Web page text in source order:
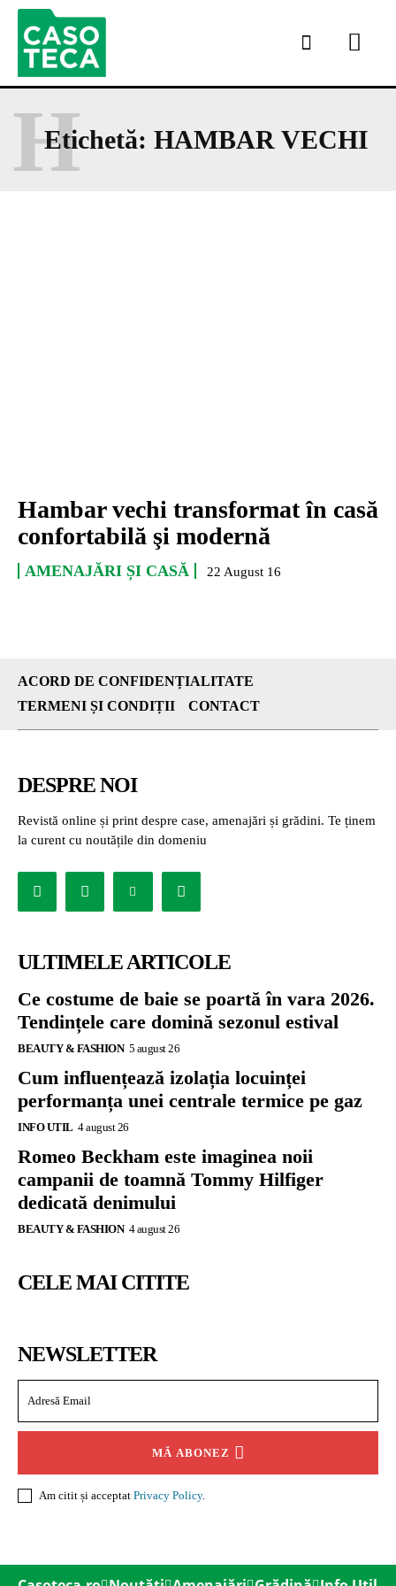
Etichetă: HAMBAR VECHI
H
Hambar vechi transformat în casă
confortabilă şi modernă
AMENAJĂRI ȘI CASĂ 22 August 16
ACORD DE CONFIDENȚIALITATE
TERMENI ȘI CONDIȚII
CONTACT
DESPRE NOI
Revistă online și print despre case, amenajări și grădini. Te ținem
la curent cu noutățile din domeniu
ULTIMELE ARTICOLE
Ce costume de baie se poartă în vara 2026.
Tendințele care domină sezonul estival
BEAUTY & FASHION 5 august 26
Cum influențează izolația locuinței
performanța unei centrale termice pe gaz
INFO UTIL 4 august 26
Romeo Beckham este imaginea noii
campanii de toamnă Tommy Hilfiger
dedicată denimului
BEAUTY & FASHION 4 august 26
CELE MAI CITITE
NEWSLETTER
MĂ ABONEZ
Am citit și acceptat Privacy Policy.